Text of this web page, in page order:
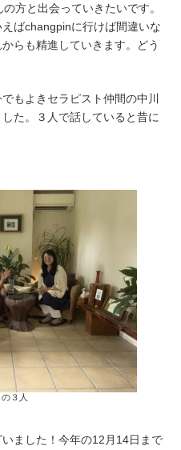
方と出会っていきたいです。
ばchangpinに行けば間違いな
らも精進していきます。どう
もよきセラピスト仲間の中川
た。３人で話していると昔に
３人
ました！今年の12月14日まで